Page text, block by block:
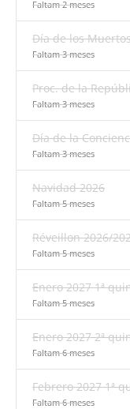
Faltam 2 meses
Día de los
Faltam 3 meses
Proc. de la
Faltam 3 meses
Día de la
Faltam 3 meses
Navidad 2026
Faltam 5 meses
Réveillon 2026/
Faltam 5 meses
Enero 2027 1ª
Faltam 5 meses
Enero 2027 2ª
Faltam 6 meses
Febrero 2027 1ª
Faltam 6 meses